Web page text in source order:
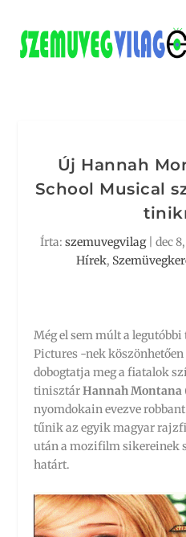
Új Hannah
School Musical
Írta: szemuvegvilag| dec
Hírek,
Még el sem múlt a
Pictures -nek
dobogtatja meg a fiatalok
tinisztárHannah Montana
nyomdokain evezve
tűnik az egyik magyar
után a mozifilm sikereinek
határt.